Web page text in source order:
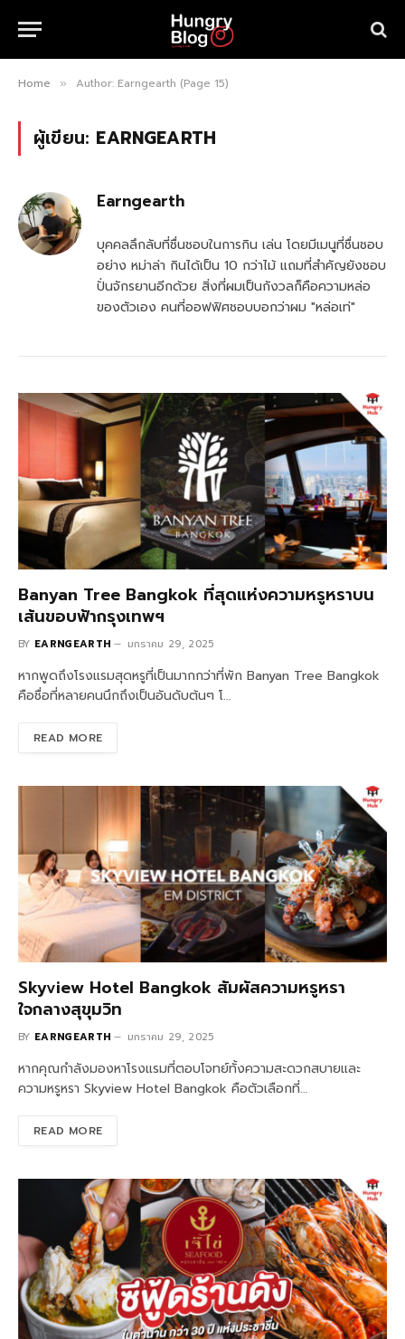
Home » Author: Earngearth (Page 15)
ผู้เขียน: EARNGEARTH
Earngearth
บุคคลลึกลับที่ชื่นชอบในการกิน เล่น โดยมีเมนูที่ชื่นชอบ
อย่าง หม่าล่า กินได้เป็น 10 กว่าไม้ แถมที่สำคัญยังชอบ
ปั่นจักรยานอีกด้วย สิ่งที่ผมเป็นกังวลก็คือความหล่อ
ของตัวเอง คนที่ออฟฟิศชอบบอกว่าผม "หล่อเท่"
Banyan Tree Bangkok ที่สุดแห่งความหรูหราบน
เส้นขอบฟ้ากรุงเทพฯ
BY EARNGEARTH มกราคม 29, 2025
หากพูดถึงโรงแรมสุดหรูที่เป็นมากกว่าที่พัก Banyan Tree Bangkok
คือชื่อที่หลายคนนึกถึงเป็นอันดับต้นๆ โ…
READ MORE
Skyview Hotel Bangkok สัมผัสความหรูหรา
ใจกลางสุขุมวิท
BY EARNGEARTH มกราคม 29, 2025
หากคุณกำลังมองหาโรงแรมที่ตอบโจทย์ทั้งความสะดวกสบายและ
ความหรูหรา Skyview Hotel Bangkok คือตัวเลือกที่…
READ MORE